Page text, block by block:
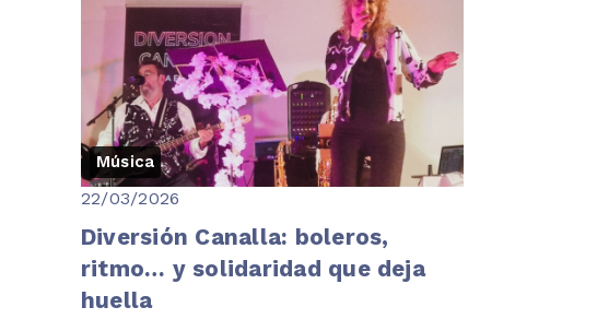
Música
22/03/2026
Diversión Canalla: boleros,
ritmo… y solidaridad que deja
huella